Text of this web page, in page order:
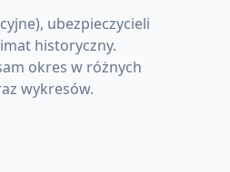
ubezpieczycieli
historyczny.
okres w różnych
wykresów.